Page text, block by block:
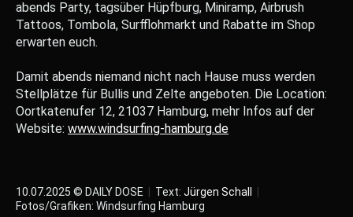
abends Party, tagsüber Hüpfburg, Miniramp, Airbrush
Tattoos, Tombola, Surfflohmarkt und Rabatte im Shop
erwarten euch.
Damit abends niemand nicht nach Hause muss werden
Stellplätze für Bullis und Zelte angeboten. Die Location:
Oortkatenufer 12, 21037 Hamburg, mehr Infos auf der
Website: www.windsurfing-hamburg.de
10.07.2025 © DAILY DOSE Text: Jürgen Schall
Fotos/Grafiken: Windsurfing Hamburg